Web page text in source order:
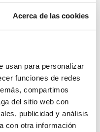
Acerca de las cookies
usan para personalizar
funciones de redes
compartimos
del sitio web con
publicidad y análisis
con otra información
INICIAL